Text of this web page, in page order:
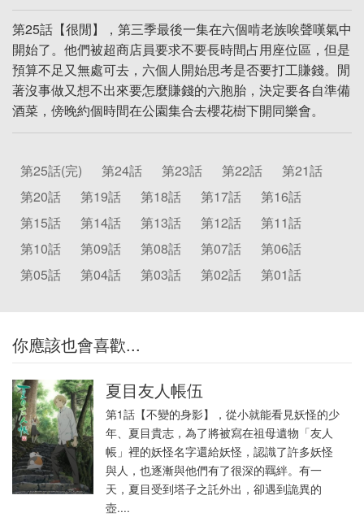
第25話【很閒】，第三季最後一集在六個啃老族唉聲嘆氣中
開始了。他們被超商店員要求不要長時間占用座位區，但是
預算不足又無處可去，六個人開始思考是否要打工賺錢。閒
著沒事做又想不出來要怎麼賺錢的六胞胎，決定要各自準備
酒菜，傍晚約個時間在公園集合去櫻花樹下開同樂會。
第25話(完) 第24話 第23話 第22話
第21話
第20話
第19話 第18話 第17話
第16話
第15話
第14話 第13話 第12話
第11話
第10話
第09話 第08話 第07話
第06話
第05話
第04話 第03話 第02話 第01話
你應該也會喜歡...
夏目友人帳伍
第1話【不變的身影】，從小就能看見妖怪的少
年、夏目貴志，為了將被寫在祖母遺物「友人
帳」裡的妖怪名字還給妖怪，認識了許多妖怪
與人，也逐漸與他們有了很深的羈絆。有一
天，夏目受到塔子之託外出，卻遇到詭異的
壺....